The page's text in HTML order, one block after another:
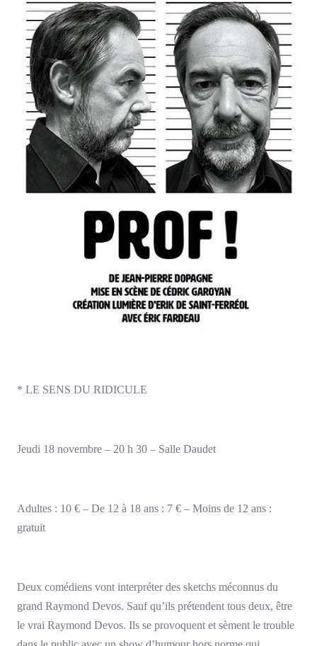
* LE SENS DU RIDICULE
Jeudi 18 novembre – 20 h 30 – Salle Daudet
Adultes : 10 € – De 12 à 18 ans : 7 € – Moins de 12 ans :
gratuit
Deux comédiens vont interpréter des sketchs méconnus du
grand Raymond Devos. Sauf qu’ils prétendent tous deux, être
le vrai Raymond Devos. Ils se provoquent et sèment le trouble